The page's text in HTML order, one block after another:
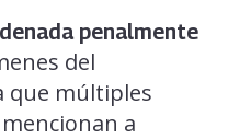
penalmente
del
que múltiples
a